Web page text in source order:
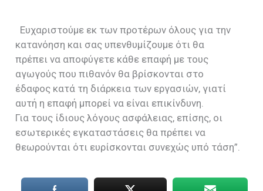
Ευχαριστούμε εκ των προτέρων όλους για την
κατανόηση και σας υπενθυμίζουμε ότι θα
πρέπει να αποφύγετε κάθε επαφή με τους
αγωγούς που πιθανόν θα βρίσκονται στο
έδαφος κατά τη διάρκεια των εργασιών, γιατί
αυτή η επαφή μπορεί να είναι επικίνδυνη.
Για τους ίδιους λόγους ασφάλειας, επίσης, οι
εσωτερικές εγκαταστάσεις θα πρέπει να
θεωρούνται ότι ευρίσκονται συνεχώς υπό τάση”.